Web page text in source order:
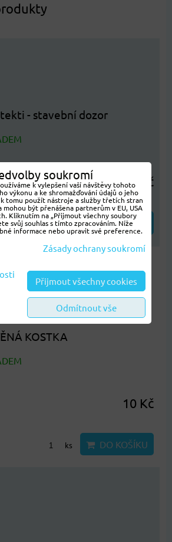
- stavební dozor
954 Kč
ZVOLTE VARIANTU
KOSTKA
10 Kč
ks DO KOŠÍKU
soukromí
k vylepšení vaší návštěvy tohoto
výkonu a ke shromažďování údajů o jeho
tomu použít nástroje a služby třetích stran
mohou být přenášena partnerům v EU, USA
Kliknutím na „Přijmout všechny soubory
svůj souhlas s tímto zpracováním. Níže
informace nebo upravit své preference.
Zásady ochrany soukromí
Přijmout všechny cookies
Odmítnout vše